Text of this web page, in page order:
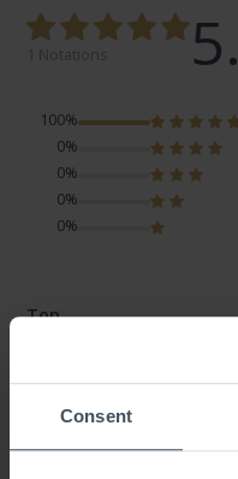
Consent
100%
0%
0%
0%
0%
Top
QUALITÉ